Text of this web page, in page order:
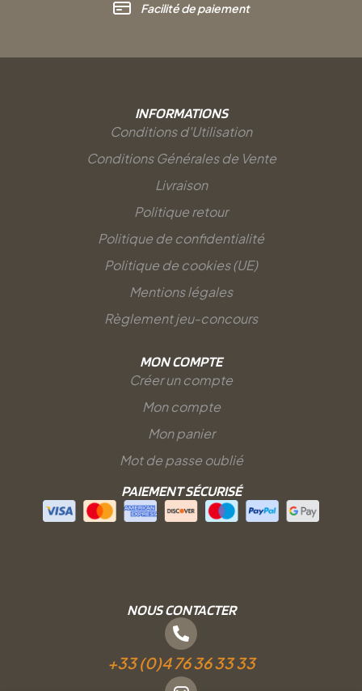
Facilité de paiement
INFORMATIONS
Conditions d'Utilisation
Conditions Générales de Vente
Livraison
Politique retour
Politique de confidentialité
Politique de cookies (UE)
Mentions légales
Règlement jeu-concours
MON COMPTE
Créer un compte
Mon compte
Mon panier
Mot de passe oublié
PAIEMENT SÉCURISÉ
NOUS CONTACTER
+33 (0)4 76 36 33 33